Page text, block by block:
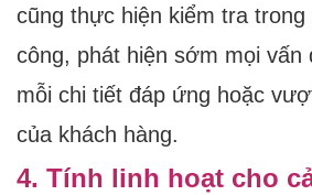
cũng thực hiện kiểm tra
công, phát hiện sớm mọi vấn
mỗi chi tiết đáp ứng hoặc
của khách hàng.
4. Tính linh hoạt cho